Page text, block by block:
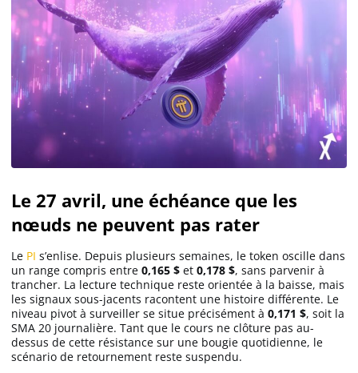
Le 27 avril, une échéance que les
nœuds ne peuvent pas rater
Le PI s’enlise. Depuis plusieurs semaines, le token oscille dans
un range compris entre 0,165 $ et 0,178 $, sans parvenir à
trancher. La lecture technique reste orientée à la baisse, mais
les signaux sous-jacents racontent une histoire différente. Le
niveau pivot à surveiller se situe précisément à 0,171 $, soit la
SMA 20 journalière. Tant que le cours ne clôture pas au-
dessus de cette résistance sur une bougie quotidienne, le
scénario de retournement reste suspendu.